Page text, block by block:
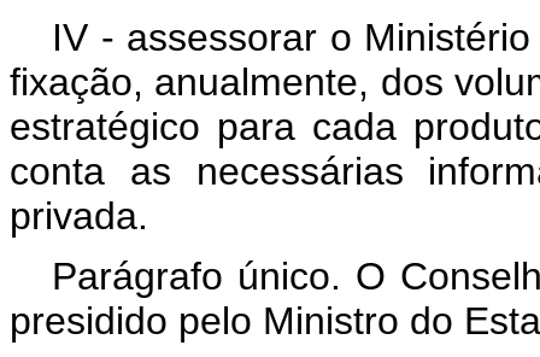
IV - assessorar o
fixação, anualmente, dos
estratégico para cada
conta as necessárias
privada.
Parágrafo único. O
presidido pelo Ministro do